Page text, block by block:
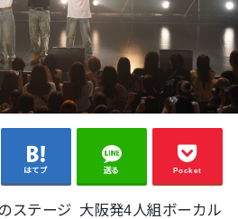
はてブ 送る Pocket
ステージ 大阪発4人組ボーカル